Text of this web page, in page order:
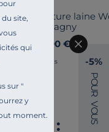
site,
qui
sur "
y
moment.
Couverture laine
Champagny
Dès 89,00 €
Français
:
-5%
P
O
U
R
V
O
U
S